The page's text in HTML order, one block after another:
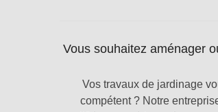
Vous souhaitez aménager
Vos travaux de jardinage
compétent ? Notre